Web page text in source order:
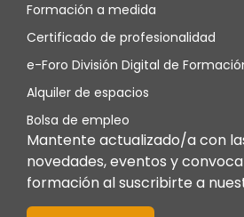
Formación a medida
Certificado de profesionalidad
e-Foro División Digital de
Alquiler de espacios
Bolsa de empleo
Mantente actualizado/a con
novedades, eventos y
formación al suscribirte a